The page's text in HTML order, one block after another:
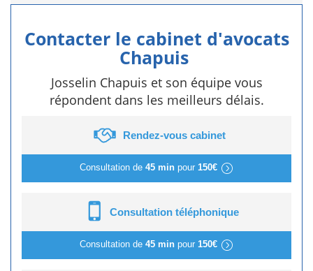
Contacter le cabinet d'avocats
Chapuis
Josselin Chapuis et son équipe vous
répondent dans les meilleurs délais.
Rendez-vous cabinet
Consultation de 45 minpour 150€
Consultation téléphonique
Consultation de 45 minpour 150€